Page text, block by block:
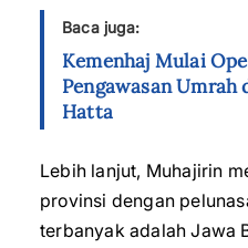
Baca juga:
Kemenhaj Mulai
Pengawasan Umrah
Hatta
Lebih lanjut, Muhajirin
provinsi dengan
terbanyak adalah Jawa